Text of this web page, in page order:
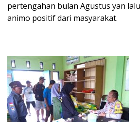
pertengahan bulan Agustus yan
animo positif dari masyarakat.